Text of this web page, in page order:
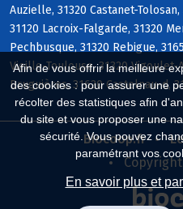
Afin de vous offrir la meilleure
des cookies : pour assurer une
récolter des statistiques afin
du site et vous proposer une
sécurité. Vous pouvez
paramétrant vos
En savoir plus et
Auzielle, 31320 Castanet-
31120 Lacroix-Falgarde, 31320
Pechbusque, 31320 Rebigue,
Vieille-Toulouse, 31320 Vigoulet-
Bruguières, 31620 Castelnau-d,
Biocoop.fr